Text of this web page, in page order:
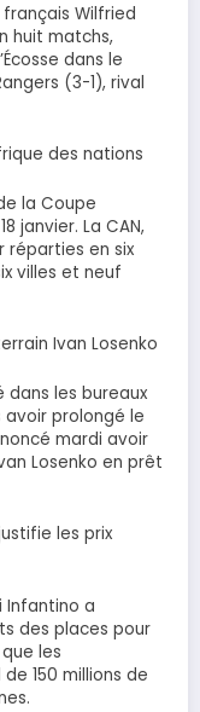
Wilfried
huit matchs,
dans le
(3-1), rival
des nations
la Coupe
janvier. La CAN,
réparties en six
villes et neuf
Ivan Losenko
les bureaux
avoir prolongé le
mardi avoir
Losenko en prêt
les prix
Infantino a
des places pour
les
150 millions de